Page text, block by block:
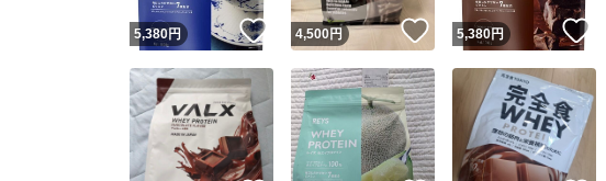
5,380円 いいね！
4,500円 いいね！
5,380円